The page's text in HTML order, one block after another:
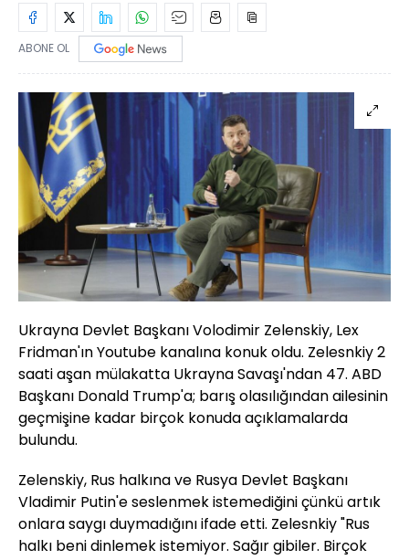
ABONE OL
Ukrayna Devlet Başkanı Volodimir Zelenskiy, Lex
Fridman'ın Youtube kanalına konuk oldu. Zelesnkiy 2
saati aşan mülakatta Ukrayna Savaşı'ndan 47. ABD
Başkanı Donald Trump'a; barış olasılığından ailesinin
geçmişine kadar birçok konuda açıklamalarda
bulundu.
Zelenskiy, Rus halkına ve Rusya Devlet Başkanı
Vladimir Putin'e seslenmek istemediğini çünkü artık
onlara saygı duymadığını ifade etti. Zelesnkiy "Rus
halkı beni dinlemek istemiyor. Sağır gibiler. Birçok